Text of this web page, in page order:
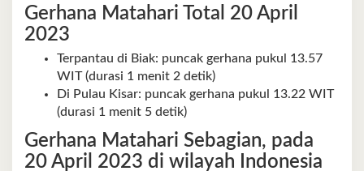
Gerhana Matahari Total 20 April
2023
Terpantau di Biak: puncak gerhana pukul 13.57
WIT (durasi 1 menit 2 detik)
Di Pulau Kisar: puncak gerhana pukul 13.22 WIT
(durasi 1 menit 5 detik)
Gerhana Matahari Sebagian, pada
20 April 2023 di wilayah Indonesia